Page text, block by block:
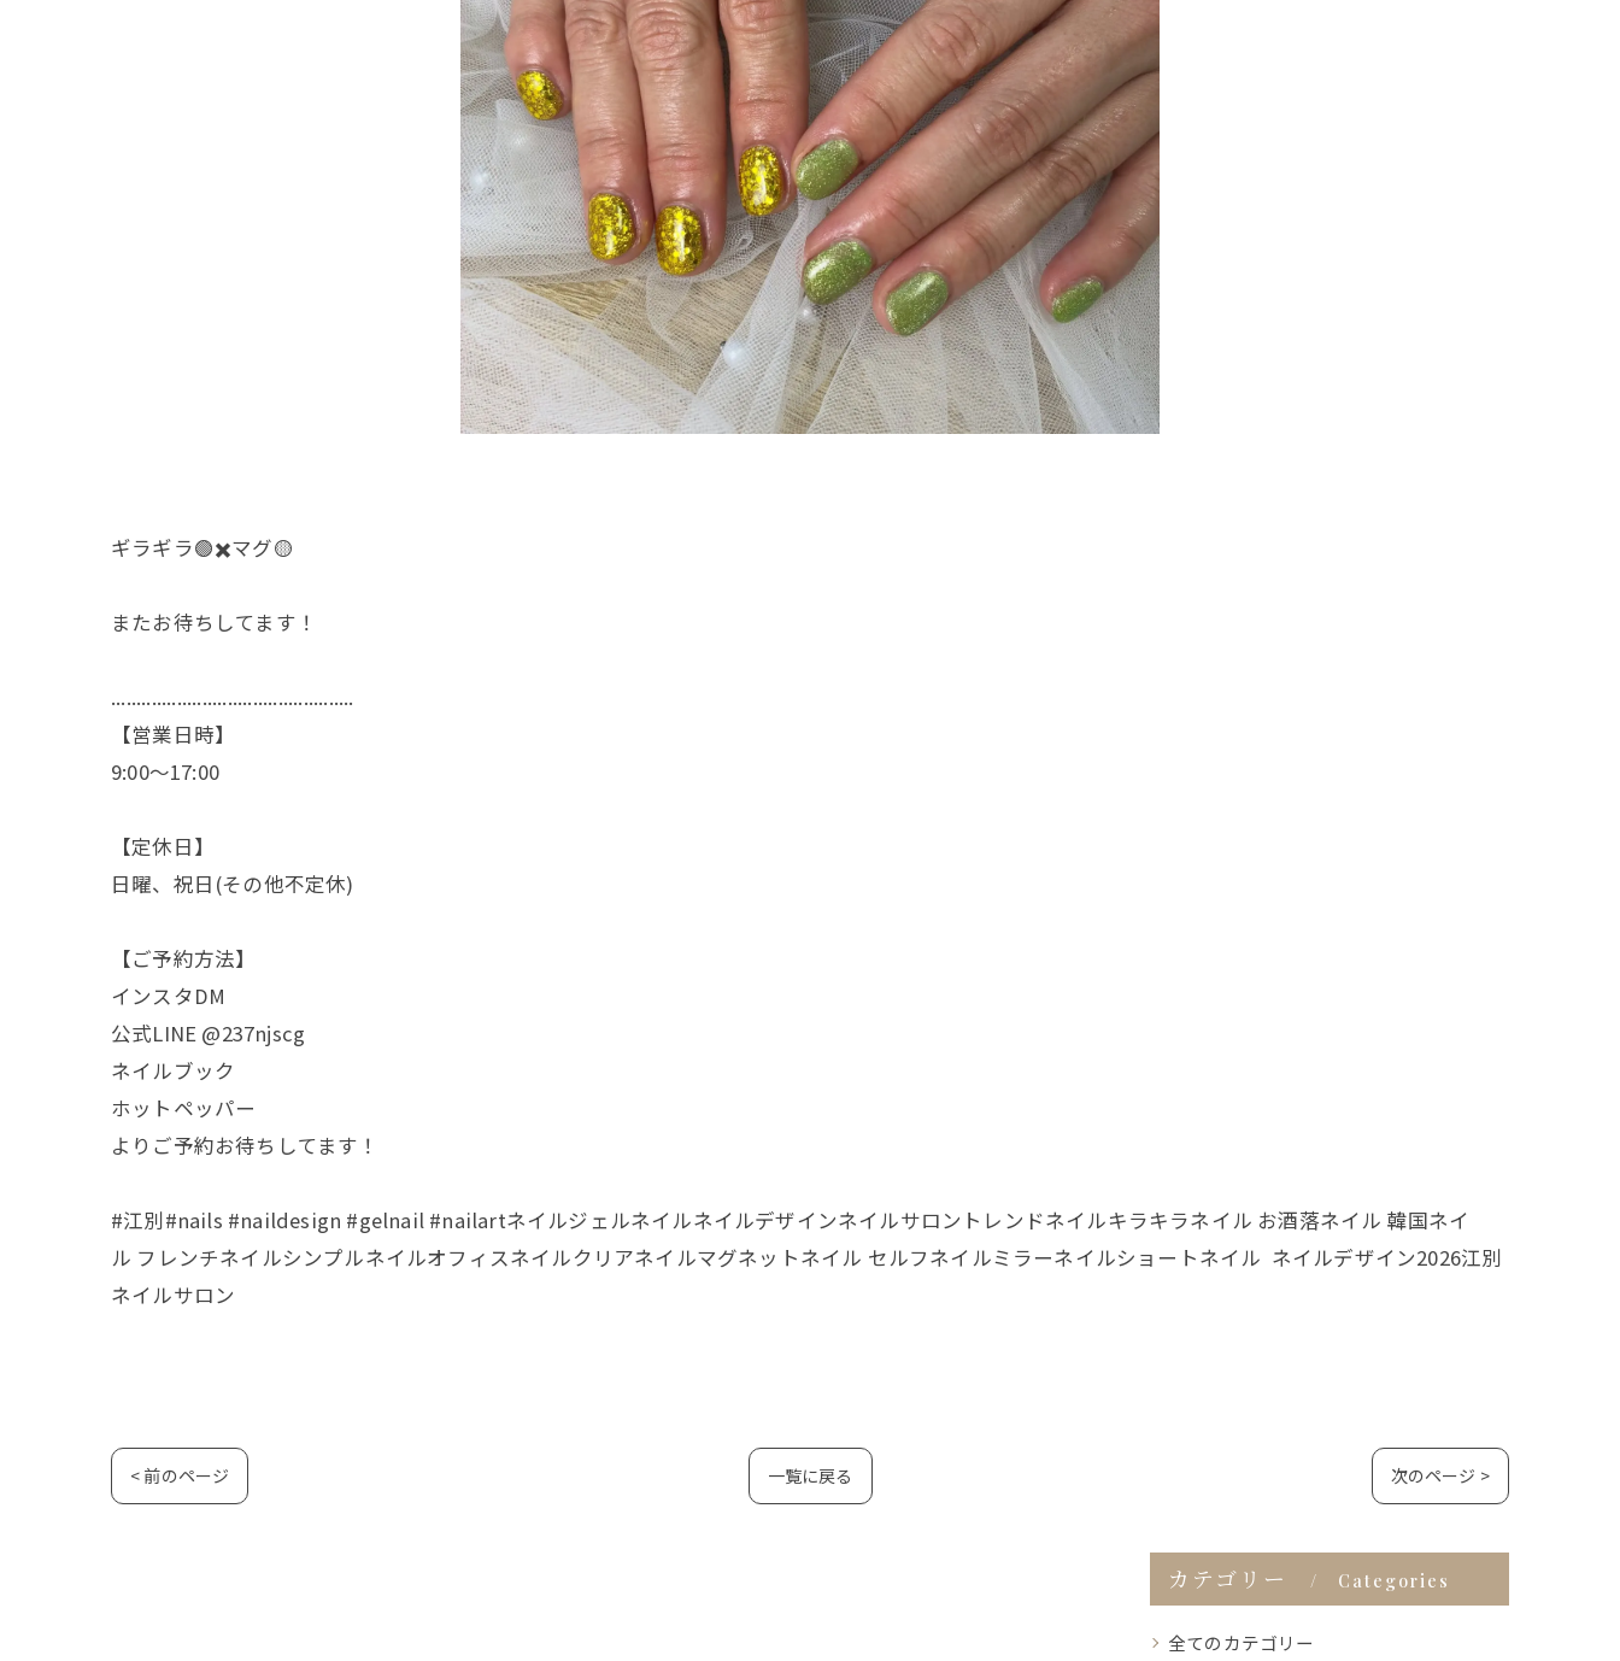
ギラギラ🟢✖️マグ🟡
またお待ちしてます！
................................................
【営業日時】
9:00〜17:00
【定休日】
日曜、祝日(その他不定休)
【ご予約方法】
インスタDM
公式LINE @237njscg
ネイルブック
ホットペッパー
よりご予約お待ちしてます！
#江別#nails #naildesign #gelnail #nailartネイルジェルネイルネイルデザインネイルサロントレンドネイルキラキラネイル お酒落ネイル 韓国ネイ
ル フレンチネイルシンプルネイルオフィスネイルクリアネイルマグネットネイル セルフネイルミラーネイルショートネイル ネイルデザイン2026江別
ネイルサロン
< 前のページ 一覧に戻る 次のページ >
カテゴリー Categories
全てのカテゴリー